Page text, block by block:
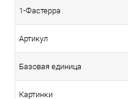
1-Фастерра
Артикул
Базовая единица
Картинки